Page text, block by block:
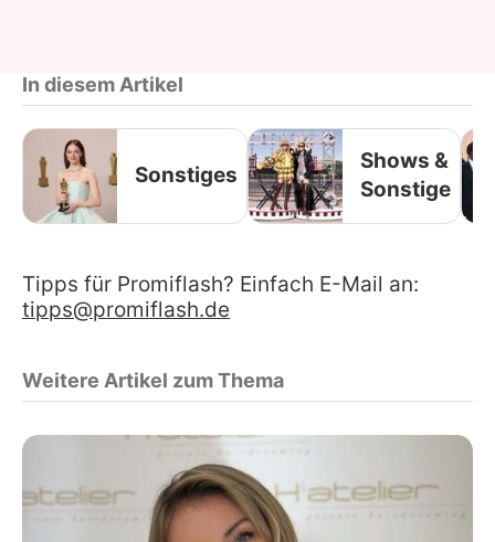
In diesem Artikel
Sonstiges
Shows &
Sonstige
Tipps für Promiflash? Einfach E-Mail an:
tipps@promiflash.de
Weitere Artikel zum Thema